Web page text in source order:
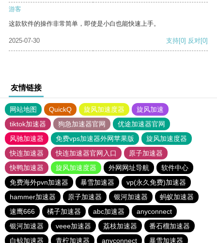
游客
这款软件的操作非常简单，即使是小白也能快速上手。
2025-07-30 支持[0] 反对[0]
友情链接
网站地图 QuickQ 旋风加速度器
旋风加速
tiktok加速器
狗急加速器官网
优途加速器官网
风驰加速器
免费vps加速器外网苹果版
旋风加速度器
快连加速器
快连加速器官网入口
原子加速器
快鸭加速器
旋风加速度器 外网网址导航
软件中心
免费海外pvn加速器
暴雪加速器
vp(永久免费)加速器
hammer加速器
原子加速器 银河加速器
蚂蚁加速器
速鹰666
橘子加速器 abc加速器
anyconnect
银河加速器
veee加速器 荔枝加速器
番石榴加速器
白鲸加速器
青柠加速器 anyconnect 暴雪加速器